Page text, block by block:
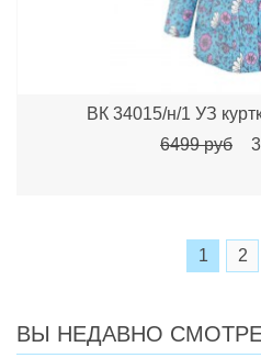
ВК 34015/н/1 УЗ
6499 руб
1 2
ВЫ НЕДАВНО